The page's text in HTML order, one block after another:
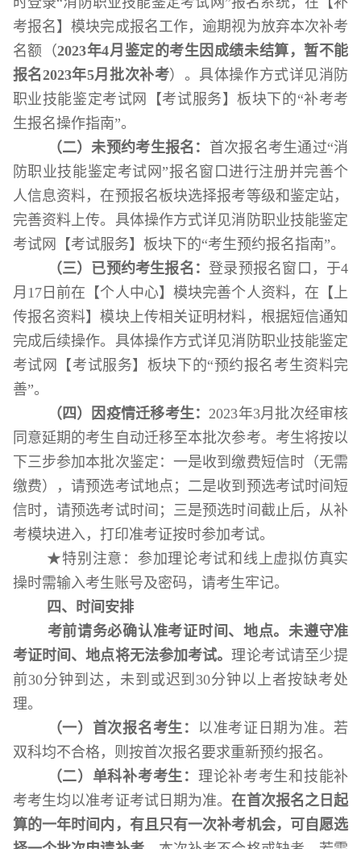
考报名】模块完成报名工作，逾期视为放弃本次补考
名额 （2023年4月鉴定的考生因成绩未结算，暂不能
报名2023年5月批次补考）。 具体操作方式详见消防
职业技能鉴定考试网【考试服务】板块下的“补考考
生报名操作指南”。
（二）未预约考生报名： 首次报名考生通过“消
防职业技能鉴定考试网”报名窗口进行注册并完善个
人信息资料，在预报名板块选择报考等级和鉴定站，
完善资料上传。具体操作方式详见消防职业技能鉴定
考试网【考试服务】板块下的“考生预约报名指南”。
（三）已预约考生报名： 登录预报名窗口，于4
月 17日前在【个人中心】模块完善个人资料，在【上
传报名资料】模块上传相关证明材料，根据短信通知
完成后续操作。具体操作方式详见消防职业技能鉴定
考试网【考试服务】板块下的“预约报名考生资料完
善”。
（四）因疫情迁移考生： 2023年3月批次经审核
同意延期的考生 自动迁移至本批次参考。考生将按以
下三步参加本批次鉴定：一是收到缴费短信时（无需
缴费），请预选考试地点；二是收到预选考试时间短
信时，请预选考试时间；三是预选时间截止后，从补
考模块进入，打印准考证按时参加考试。
★特别 注意：参加理论考试和线上虚拟仿真实
操时需输入考生账号及密码，请考生牢记。
四 、
时间安排
考前请务必确认准考证时间、地点。未遵守准
考证时间、地点将无法参加考试。理论考试请至少提
前30分钟到达，未到或迟到 30分钟以上者按缺考处
理。
（一） 首次报名考生： 以准考证日期为准。 若
双科均不合格，则按首次报名要求重新预约报名。
（二）单科补考考生： 理论补考考生和技能补
考考生均以准考证考试日期为准。在首次报名之日起
算的一年时间内，有且只有一次补考机会，可自愿选